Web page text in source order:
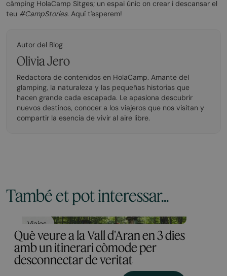
càmping HolaCamp Sitges; un espai únic on crear i descansar el
teu #CampStories. Aquí t'esperem!
Autor del Blog
Olivia Jero
Redactora de contenidos en HolaCamp. Amante del
glamping, la naturaleza y las pequeñas historias que
hacen grande cada escapada. Le apasiona descubrir
nuevos destinos, conocer a los viajeros que nos visitan y
compartir la esencia de vivir al aire libre.
També et pot interessar...
Viajes
Què veure a la Vall d'Aran en 3 dies
amb un itinerari còmode per
desconnectar de veritat